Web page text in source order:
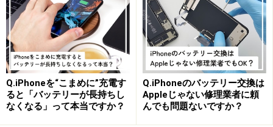
SafariでYouTubeにアクセスし、好きな動画を再生
2.
この状態でアプリを閉じます。すると動画は一時停止と
Q.iPhoneを“こまめに”充電す
ると「バッテリーが長持ちし
なくなる」って本当ですか？
Q.iPhoneのバッテリー交換は
Appleじゃない修理業者に頼
んでも問題ないですか？